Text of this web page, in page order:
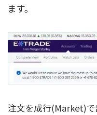
ます。
注文を成行(Market)